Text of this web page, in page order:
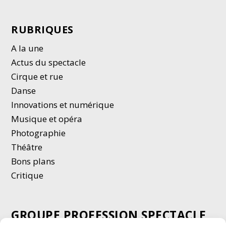
RUBRIQUES
A la une
Actus du spectacle
Cirque et rue
Danse
Innovations et numérique
Musique et opéra
Photographie
Théâtre
Bons plans
Critique
GROUPE PROFESSION SPECTACLE